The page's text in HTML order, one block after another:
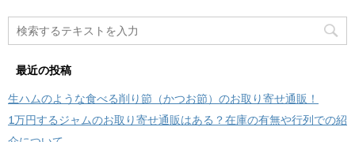
最近の投稿
生ハムのような食べる削り節（かつお節）のお取り寄せ通販！
1万円するジャムのお取り寄せ通販はある？在庫の有無や行列での紹